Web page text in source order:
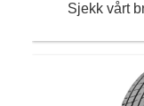
Sjekk vårt